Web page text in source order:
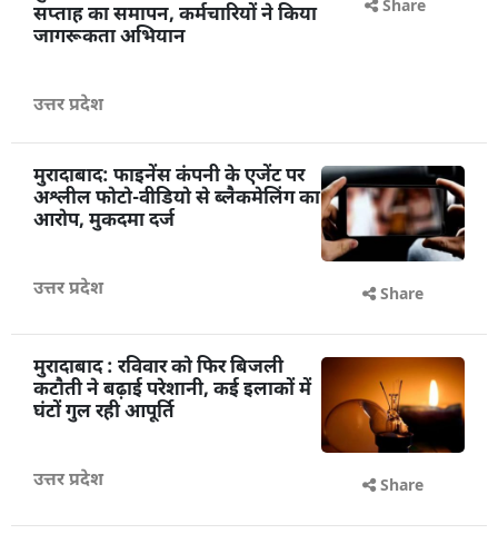
सप्ताह का समापन, कर्मचारियों ने किया
जागरूकता अभियान
उत्तर प्रदेश
मुरादाबाद: फाइनेंस कंपनी के एजेंट पर
अश्लील फोटो-वीडियो से ब्लैकमेलिंग का
आरोप, मुकदमा दर्ज
उत्तर प्रदेश Share
मुरादाबाद : रविवार को फिर बिजली
कटौती ने बढ़ाई परेशानी, कई इलाकों में
घंटों गुल रही आपूर्ति
उत्तर प्रदेश Share